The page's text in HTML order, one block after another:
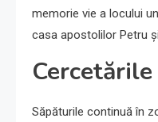
memorie vie a locului
casa apostolilor Petru
Săpăturile continuă în